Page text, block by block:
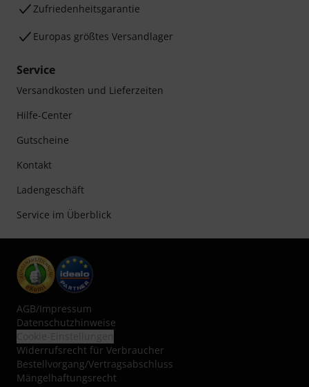
Zufriedenheitsgarantie
Europas größtes Versandlager
Service
Versandkosten und Lieferzeiten
Hilfe-Center
Gutscheine
Kontakt
Ladengeschäft
Service im Überblick
AGB/Impressum
Datenschutzhinweise
Widerrufsrecht für Verbraucher
Bestellvorgang/Vertragsabschluss
Mängelhaftungsrecht